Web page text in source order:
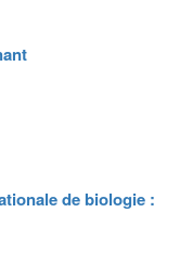
de biologie :